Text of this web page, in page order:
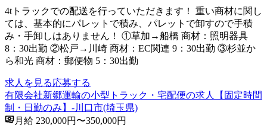
4tトラックでの配送を行っていただきます！ 重い商材に関し
ては、基本的にパレットで積み、パレットで卸すので手積
み・手卸しはありません！ ①草加→船橋 商材：照明器具
8：30出勤 ②松戸→川崎 商材：EC関連 9：30出勤 ③杉並か
ら和光 商材：郵便物 5：30出勤
求人を見る応募する
有限会社新郷運輸の小型トラック・宅配便の求人【固定時間
制・日勤のみ】-川口市(埼玉県)
月給 230,000円〜350,000円